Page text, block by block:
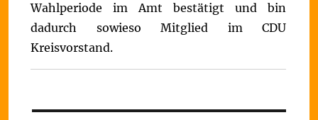
Wahlperiode im Amt bestätigt und bin
dadurch sowieso Mitglied im CDU
Kreisvorstand.